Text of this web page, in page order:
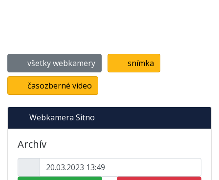
všetky webkamery snímka
časozberné video
Webkamera Sitno
Archív